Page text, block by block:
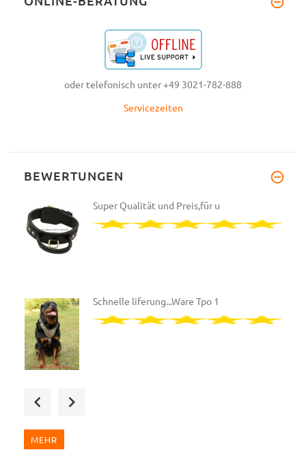
oder telefonisch unter +49 3021-782-888
Servicezeiten
BEWERTUNGEN
Super Qualität und Preis,für u
Schnelle liferung...Ware Tpo 1
MEHR